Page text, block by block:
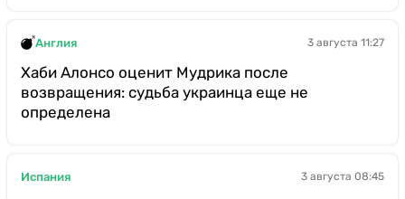
Англия 3 августа 11:27
Хаби Алонсо оценит Мудрика после
возвращения: судьба украинца еще не
определена
Испания 3 августа 08:45